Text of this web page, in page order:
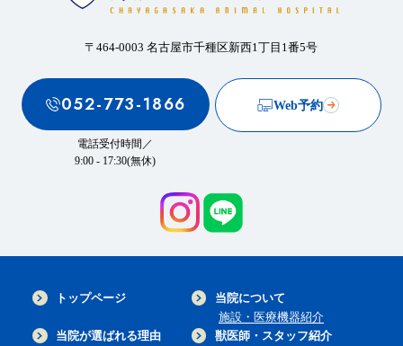
〒464-0003 名古屋市千種区新西1丁目1番5号
052-773-1866
電話受付時間／
9:00 - 17:30(無休)
Web予約
トップページ
当院について
施設・医療機器紹介
当院が選ばれる理由
獣医師・スタッフ紹介